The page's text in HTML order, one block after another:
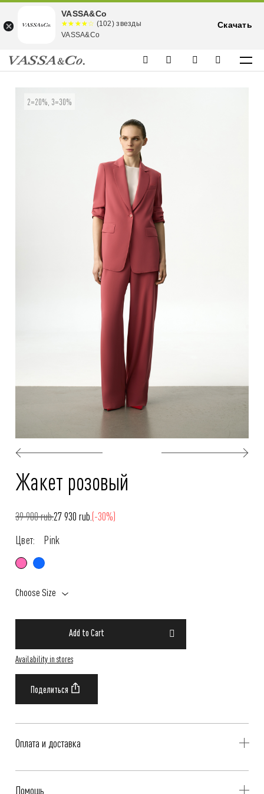
2=20%, 3=30%
Жакет розовый
39 900 rub.27 930 rub.(-30%)
Цвет:
Pink
Choose Size
Add to Cart
Availability in stores
Оплата и доставка
Помощь
VASSA&Co
☆☆☆☆☆
★★★★
★
(102) звезды
VASSA&Co
Скачать